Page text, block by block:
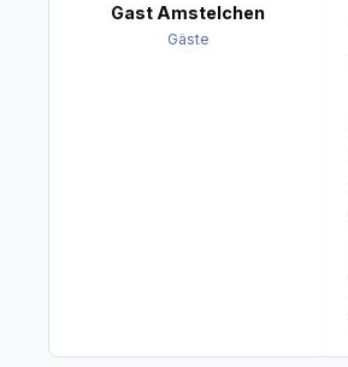
Gast Amstelchen
Gäste